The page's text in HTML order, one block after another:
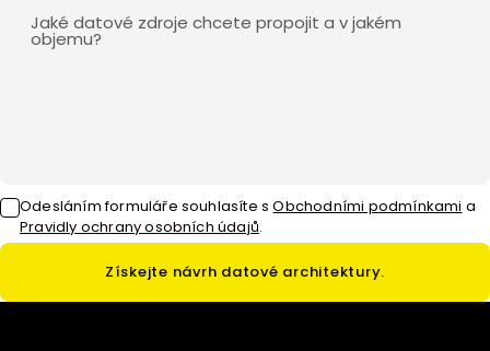
Odesláním formuláře souhlasíte s Obchodními podmínkami a
Pravidly ochrany osobních údajů.
Získejte návrh datové architektury.